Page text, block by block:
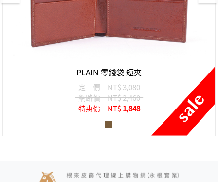
PLAIN 零錢袋 短夾
定 價NT$ 3,080
網路價NT$ 2,460
特惠價
NT$ 1,848